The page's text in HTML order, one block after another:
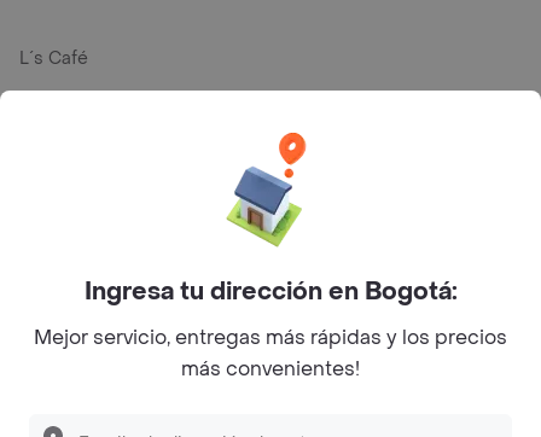
L´s Café
Myriam Camhi Co
Magnifique
Ingresa tu dirección en Bogotá:
Mejor servicio, entregas más rápidas y los precios
más convenientes!